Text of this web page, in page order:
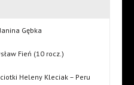
Gębka
Fień (10 rocz.)
Heleny Kleciak – Peru